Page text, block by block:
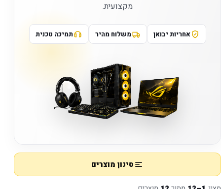
מקצועית.
אחריות יבואן משלוח מהיר תמיכה טכנית
סינון מוצרים